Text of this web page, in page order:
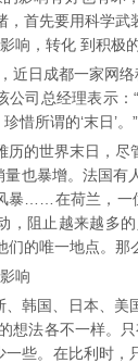
首先要用科学
响，转化 到积极
日成都一家网络
公司总经理表示
惜所谓的‘末日’。”
世界末日，尽
量也暴增。法国
……在荷兰，一
，阻止越来越多
的唯一地点。
响
国、日本、美
想法各不一样。
些。在比利时，